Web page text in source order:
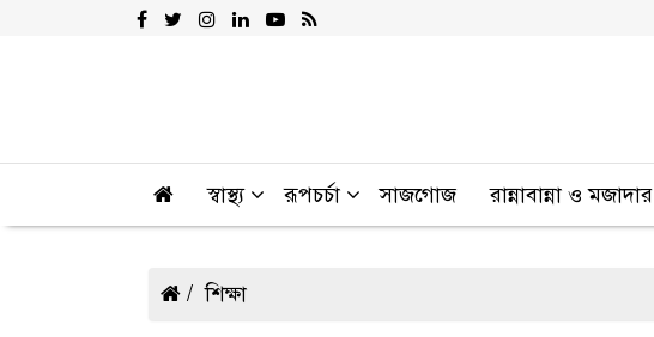
স্বাস্থ্য রূপচর্চা সাজগোজ রান্নাবান্না ও মজাদার
শিক্ষা